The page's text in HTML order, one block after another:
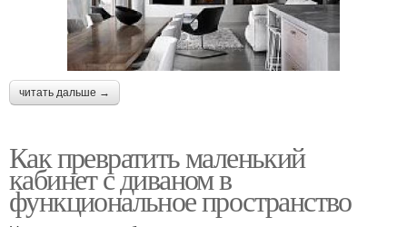
читать дальше →
Как превратить маленький
кабинет с диваном в
функциональное пространство